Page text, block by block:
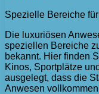
Spezielle Bereiche
Die luxuriösen
speziellen Bereiche
bekannt. Hier finden
Kinos, Sportplätze
ausgelegt, dass die
Anwesen